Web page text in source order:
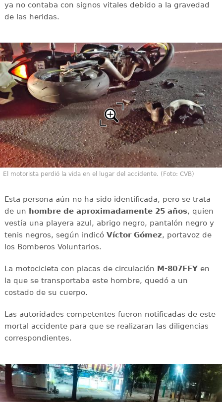
ya no contaba con signos vitales debido a la gravedad
de las heridas.
El motorista perdió la vida en el lugar del accidente. (Foto: CVB)
Esta persona aún no ha sido identificada, pero se trata
de un hombre de aproximadamente 25 años, quien
vestía una playera azul, abrigo negro, pantalón negro y
tenis negros, según indicó Víctor Gómez, portavoz de
los Bomberos Voluntarios.
La motocicleta con placas de circulación M-807FFYen
la que se transportaba este hombre, quedó a un
costado de su cuerpo.
Las autoridades competentes fueron notificadas de este
mortal accidente para que se realizaran las diligencias
correspondientes.